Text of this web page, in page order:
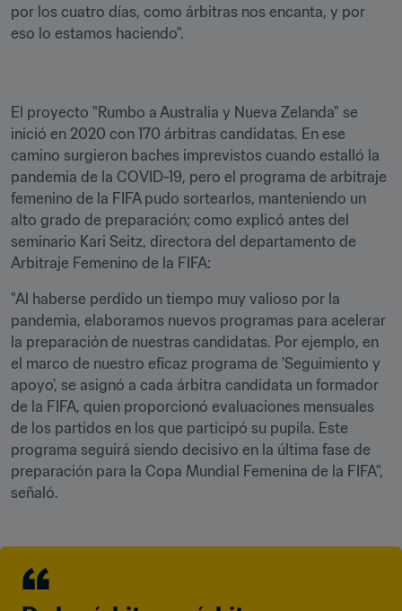
por los cuatro días, como árbitras nos encanta, y por
eso lo estamos haciendo".
El proyecto "Rumbo a Australia y Nueva Zelanda" se
inició en 2020 con 170 árbitras candidatas. En ese
camino surgieron baches imprevistos cuando estalló la
pandemia de la COVID-19, pero el programa de arbitraje
femenino de la FIFA pudo sortearlos, manteniendo un
alto grado de preparación; como explicó antes del
seminario Kari Seitz, directora del departamento de
Arbitraje Femenino de la FIFA:
"Al haberse perdido un tiempo muy valioso por la
pandemia, elaboramos nuevos programas para acelerar
la preparación de nuestras candidatas. Por ejemplo, en
el marco de nuestro eficaz programa de 'Seguimiento y
apoyo', se asignó a cada árbitra candidata un formador
de la FIFA, quien proporcionó evaluaciones mensuales
de los partidos en los que participó su pupila. Este
programa seguirá siendo decisivo en la última fase de
preparación para la Copa Mundial Femenina de la FIFA",
señaló.